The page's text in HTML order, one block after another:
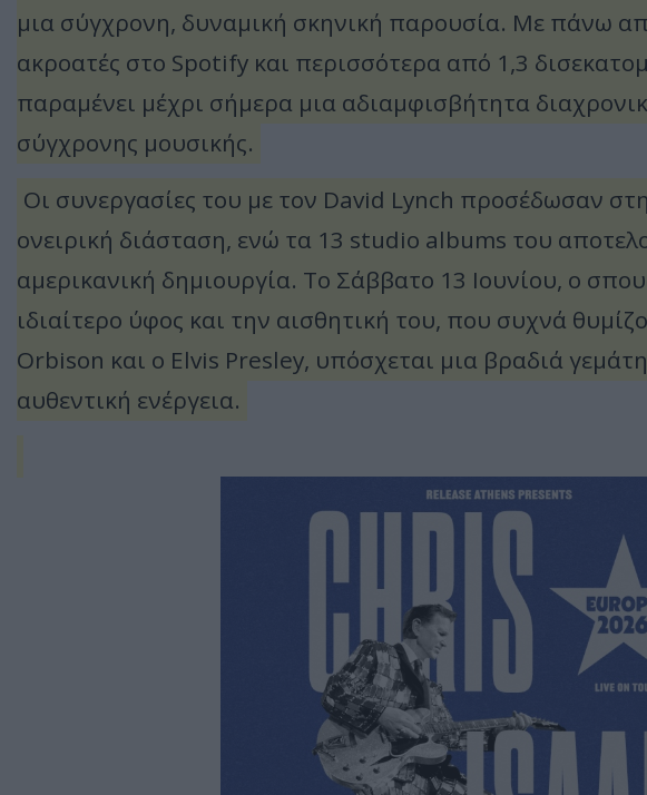
μια σύγχρονη, δυναμική σκηνική παρουσία. Με πάνω
ακροατές στο Spotify και περισσότερα από 1,3
παραμένει μέχρι σήμερα μια αδιαμφισβήτητα
σύγχρονης μουσικής.
Οι συνεργασίες του με τον David Lynch προσέδωσαν
ονειρική διάσταση, ενώ τα 13 studio albums του
αμερικανική δημιουργία. Το Σάββατο 13 Ιουνίου, ο
ιδιαίτερο ύφος και την αισθητική του, που συχνά
Orbison και ο Elvis Presley, υπόσχεται μια βραδιά
αυθεντική ενέργεια.